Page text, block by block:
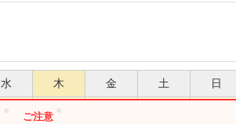
水 木 金 土 日